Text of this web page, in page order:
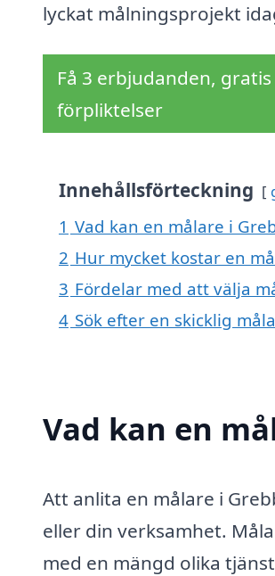
lyckat målningsprojekt
Få 3 erbjudanden,
förpliktelser
Innehållsförteckning
1 Vad kan en målare i
2 Hur mycket kostar en
3 Fördelar med att välja
4 Sök efter en skicklig
Vad kan en
Att anlita en målare i
eller din verksamhet.
med en mängd olika